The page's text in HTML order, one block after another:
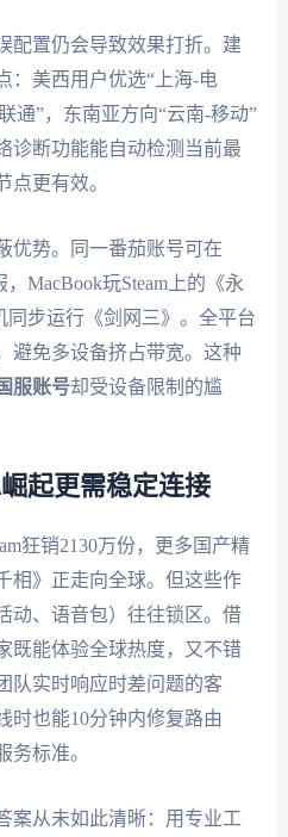
配置仍会导致效果打折。建
：美西用户优选“上海-电
通”，东南亚方向“云南-移动”
诊断功能能自动检测当前最
点更有效。
优势。同一番茄账号可在
MacBook玩Steam上的《永
同步运行《剑网三》。全平台
避免多设备挤占带宽。这种
服账号却受设备限制的尴
起更需稳定连接
狂销2130万份，更多国产精
相》正走向全球。但这些作
动、语音包）往往锁区。借
既能体验全球热度，又不错
队实时响应时差问题的客
时也能10分钟内修复路由
标准。
案从未如此清晰：用专业工